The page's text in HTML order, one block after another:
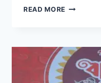
READ MORE GLOBAL
ARCTIC
SEA
ICE.
CAN